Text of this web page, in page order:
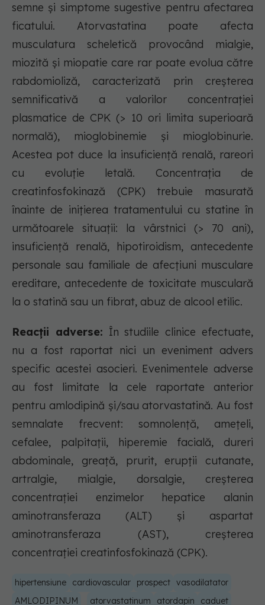
semne şi simptome sugestive pentru afectarea
ficatului. Atorvastatina poate afecta
musculatura scheletică provocând mialgie,
miozită şi miopatie care rar poate evolua către
rabdomioliză, caracterizată prin creşterea
semnificativă a valorilor concentraţiei
plasmatice de CPK (> 10 ori limita superioară
normală), mioglobinemie şi mioglobinurie.
Acestea pot duce la insuficienţă renală, rareori
cu evoluţie letală. Concentraţia de
creatinfosfokinază (CPK) trebuie masurată
înainte de iniţierea tratamentului cu statine în
următoarele situaţii: la vârstnici (> 70 ani),
insuficienţă renală, hipotiroidism, antecedente
personale sau familiale de afecţiuni musculare
ereditare, antecedente de toxicitate musculară
la o statină sau un fibrat, abuz de alcool etilic.
Reacții adverse: În studiile clinice efectuate,
nu a fost raportat nici un eveniment advers
specific acestei asocieri. Evenimentele adverse
au fost limitate la cele raportate anterior
pentru amlodipină şi/sau atorvastatină. Au fost
semnalate frecvent: somnolenţă, ameţeli,
cefalee, palpitaţii, hiperemie facială, dureri
abdominale, greaţă, prurit, erupţii cutanate,
artralgie, mialgie, dorsalgie, creşterea
concentraţiei enzimelor hepatice alanin
aminotransferaza (ALT) şi aspartat
aminotransferaza (AST), creşterea
concentraţiei creatinfosfokinază (CPK).
hipertensiune cardiovascular prospect vasodilatator
AMLODIPINUM
atorvastatinum atordapin caduet